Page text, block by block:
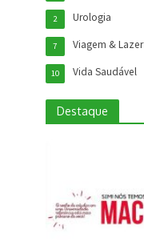
Urologia
2
Viagem & Lazer
7
Vida Saudável
10
Destaque